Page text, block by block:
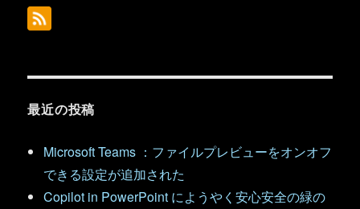
最近の投稿
Microsoft Teams ：ファイルプレビューをオンオフ
できる設定が追加された
Copilot in PowerPoint にようやく安心安全の緑の